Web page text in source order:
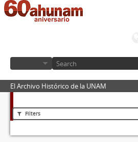
El Archivo Histórico de la UNAM
Filters